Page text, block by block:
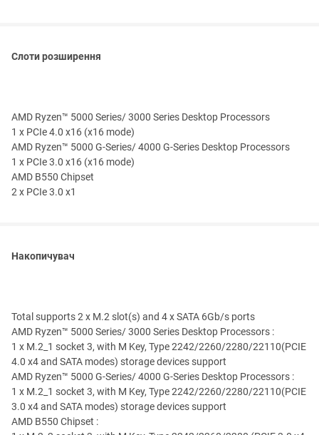
Слоти розширення
AMD Ryzen™ 5000 Series/ 3000 Series Desktop Processors
1 x PCIe 4.0 x16 (x16 mode)
AMD Ryzen™ 5000 G-Series/ 4000 G-Series Desktop Processors
1 x PCIe 3.0 x16 (x16 mode)
AMD B550 Chipset
2 x PCIe 3.0 x1
Накопичувач
Total supports 2 x M.2 slot(s) and 4 x SATA 6Gb/s ports
AMD Ryzen™ 5000 Series/ 3000 Series Desktop Processors :
1 x M.2_1 socket 3, with M Key, Type 2242/2260/2280/22110(PCIE
4.0 x4 and SATA modes) storage devices support
AMD Ryzen™ 5000 G-Series/ 4000 G-Series Desktop Processors :
1 x M.2_1 socket 3, with M Key, Type 2242/2260/2280/22110(PCIE
3.0 x4 and SATA modes) storage devices support
AMD B550 Chipset :